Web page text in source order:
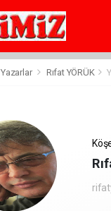
Yazarlar Rıfat YÖRÜK